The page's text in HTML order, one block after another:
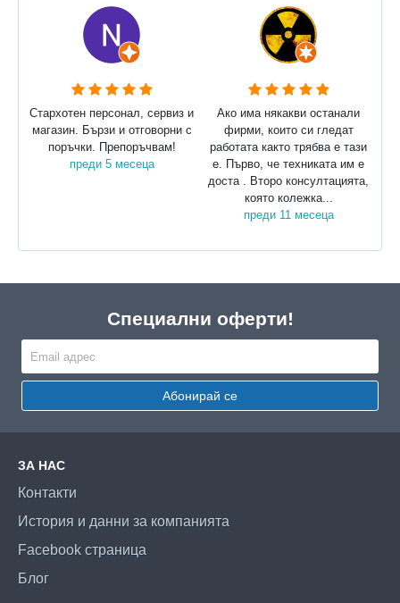
Стархотен персонал, сервиз и
магазин. Бързи и отговорни с
поръчки. Препоръчвам!
преди 5 месеца
Ако има някакви останали
фирми, които си гледат
работата както трябва е тази
е. Първо, че техниката им е
доста . Второ консултацията,
която колежка...
преди 11 месеца
Специални оферти!
Абонирай се
ЗА НАС
Контакти
История и данни за компанията
Facebook страница
Блог